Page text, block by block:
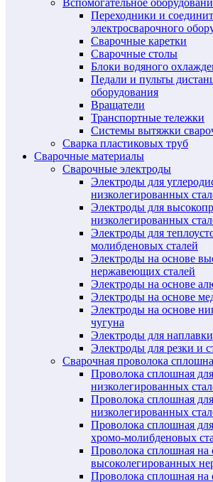
Переходники и
электросварочного
Сварочные каретки
Сварочные столы
Блоки водяного
Педали и пульты
оборудования
Вращатели
Транспортные тележки
Системы вытяжки
Сварка пластиковых труб
Сварочные материалы
Сварочные электроды
Электроды для
низколегированных
Электроды для
низколегированных
Электроды для
молибденовых сталей
Электроды на основе
нержавеющих сталей
Электроды на основе
Электроды на основе
Электроды на основе
чугуна
Электроды для наплавки
Электроды для резки и
Сварочная проволока
Проволока сплошная
низколегированных
Проволока сплошная
низколегированных
Проволока сплошная
хромо-молибденовых
Проволока сплошная на
высоколегированных
Проволока сплошная на